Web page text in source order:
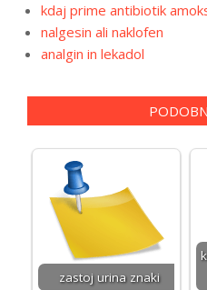
kdaj prime antibiotik
nalgesin ali naklofen
analgin in lekadol
zastoj urina znaki